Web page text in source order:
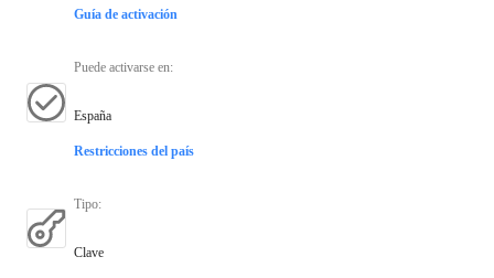
Guía de activación
Puede activarse en:
España
Restricciones del país
Tipo:
Clave